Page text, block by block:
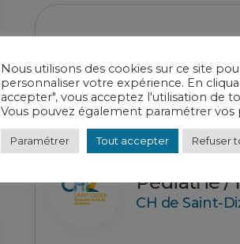
CH de Bar-le-
Pédiatrie /
CH de Saint-
Nous utilisons des cookies sur ce site
personnaliser votre expérience. En
accepter", vous acceptez l'utilisation de
Vous pouvez également paramétrer vos
Paramétrer Tout accepter Refuser